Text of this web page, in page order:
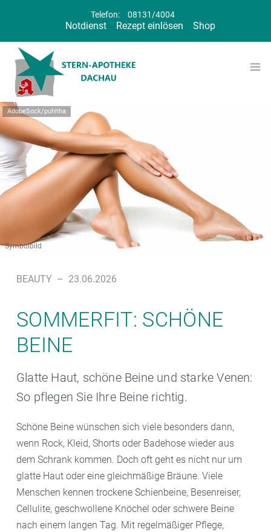
Telefon: 08131/4004
Notdienst Rezept einlösen Shop
AdobeSock/puhhha
Symbolbild
BEAUTY – 23.06.2026
SOMMERFIT: SCHÖNE
BEINE
Glatte Haut, schöne Beine und starke Venen:
So pflegen Sie Ihre Beine richtig.
Schöne Beine wünschen sich viele besonders dann,
wenn Rock, Kleid, Shorts oder Badehose wieder aus
dem Schrank kommen. Doch oft geht es nicht nur um
glatte Haut oder eine gleichmäßige Bräune. Viele
Menschen kennen trockene Schienbeine, Besenreiser,
Cellulite, geschwollene Knöchel oder schwere Beine
nach einem langen Tag. Mit regelmäßiger Pflege,